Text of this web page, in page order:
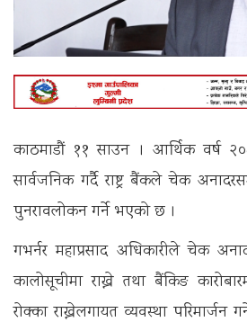
काठमाडौं ११ साउन । आर्थिक वर्ष
सार्वजनिक गर्दै राष्ट्र बैंकले चेक
पुनरावलोकन गर्ने भएको छ ।
गभर्नर महाप्रसाद अधिकारीले चेक
कालोसूचीमा राख्ने तथा बैंकिङ
रोक्का राख्नेलगायत व्यवस्था परिमार्जन